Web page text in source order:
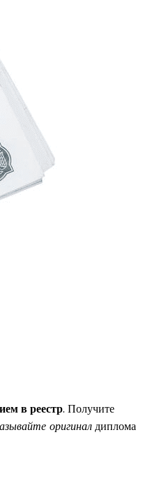
в реестр. Получите
оригиналдиплома